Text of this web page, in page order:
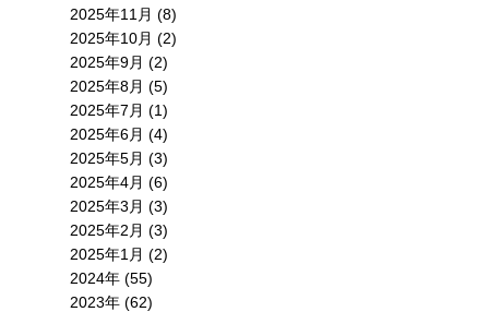
2025年11月 (8)
2025年10月 (2)
2025年9月 (2)
2025年8月 (5)
2025年7月 (1)
2025年6月 (4)
2025年5月 (3)
2025年4月 (6)
2025年3月 (3)
2025年2月 (3)
2025年1月 (2)
2024年 (55)
2023年 (62)